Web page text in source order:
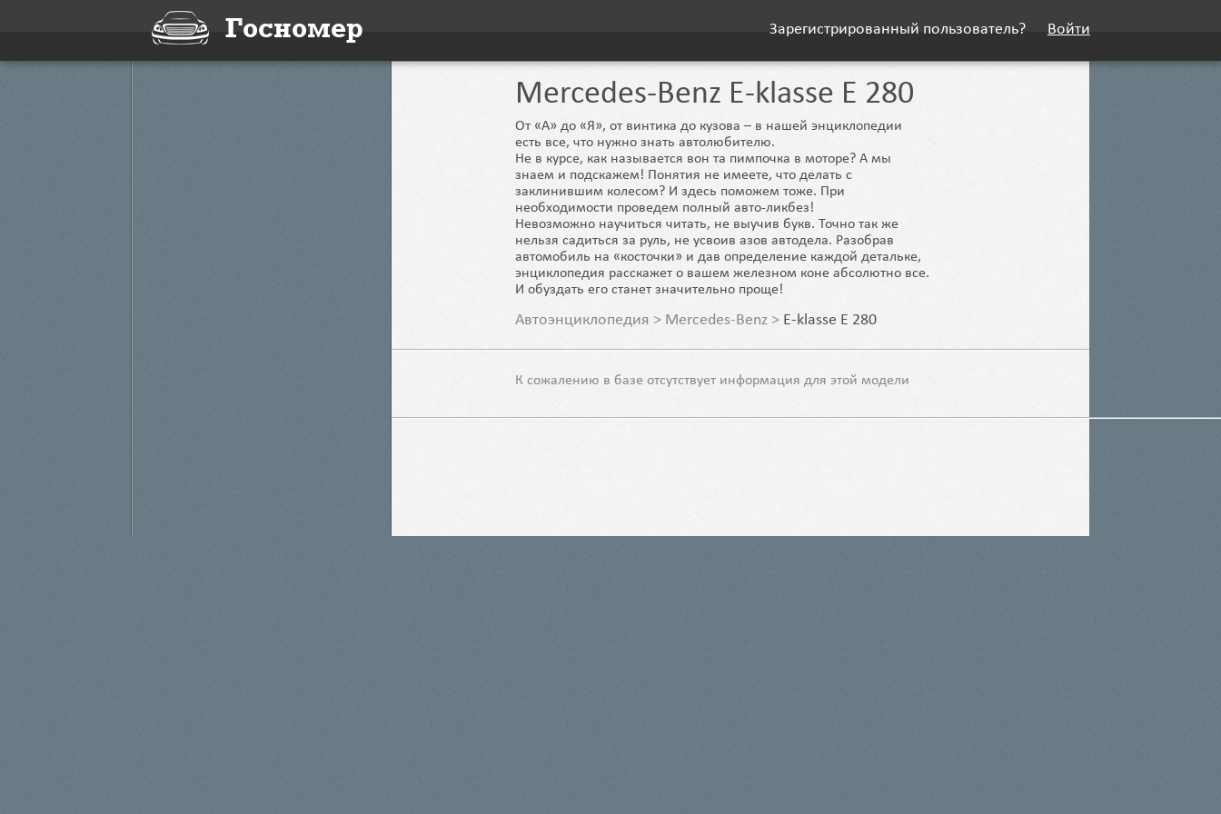
Госномер Зарегистрированный пользователь? Войти
Mercedes-Benz E-klasse E 280
От «А» до «Я», от винтика до кузова – в нашей энциклопедии
есть все, что нужно знать автолюбителю.
Не в курсе, как называется вон та пимпочка в моторе? А мы
знаем и подскажем! Понятия не имеете, что делать с
заклинившим колесом? И здесь поможем тоже. При
необходимости проведем полный авто-ликбез!
Невозможно научиться читать, не выучив букв. Точно так же
нельзя садиться за руль, не усвоив азов автодела. Разобрав
автомобиль на «косточки» и дав определение каждой детальке,
энциклопедия расскажет о вашем железном коне абсолютно все.
И обуздать его станет значительно проще!
Автоэнциклопедия > Mercedes-Benz > E-klasse E 280
К сожалению в базе отсутствует информация для этой модели